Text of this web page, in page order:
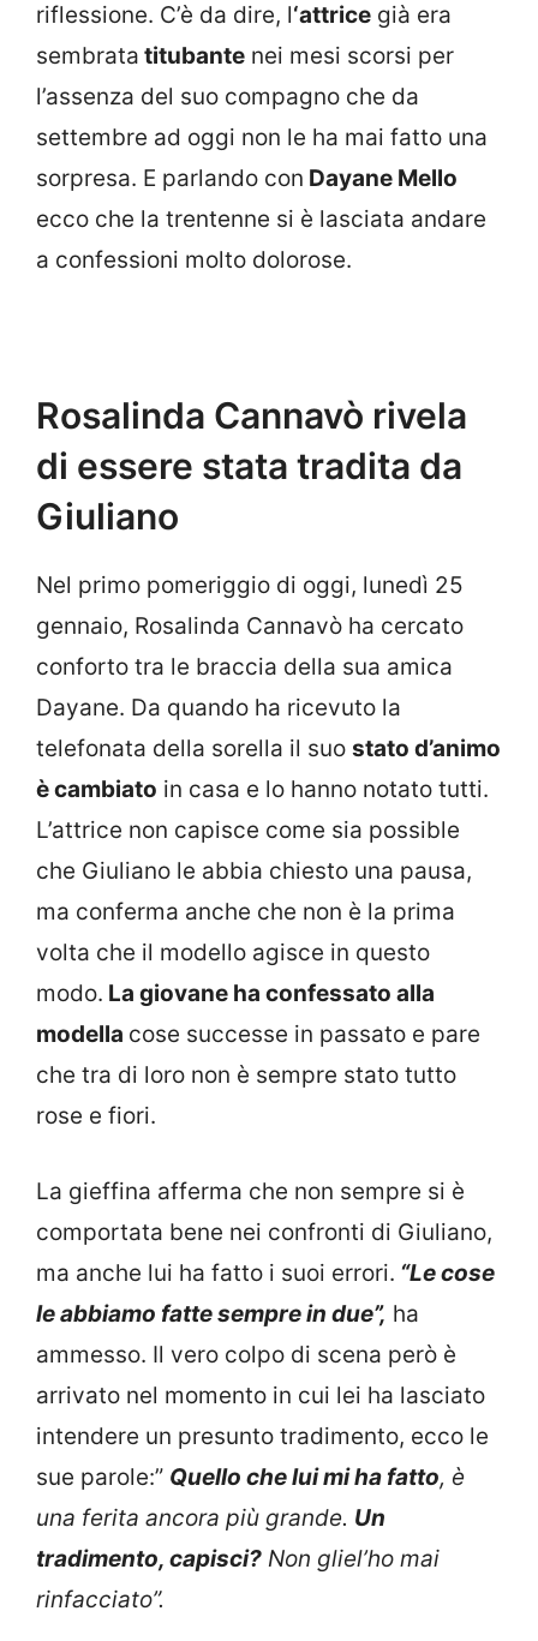
riflessione. C’è da dire, l‘attrice già era
sembrata titubante nei mesi scorsi per
l’assenza del suo compagno che da
settembre ad oggi non le ha mai fatto una
sorpresa. E parlando con Dayane Mello
ecco che la trentenne si è lasciata andare
a confessioni molto dolorose.
Rosalinda Cannavò rivela
di essere stata tradita da
Giuliano
Nel primo pomeriggio di oggi, lunedì 25
gennaio, Rosalinda Cannavò ha cercato
conforto tra le braccia della sua amica
Dayane. Da quando ha ricevuto la
telefonata della sorella il suo stato d’animo
è cambiato in casa e lo hanno notato tutti.
L’attrice non capisce come sia possible
che Giuliano le abbia chiesto una pausa,
ma conferma anche che non è la prima
volta che il modello agisce in questo
modo. La giovane ha confessato alla
modella cose successe in passato e pare
che tra di loro non è sempre stato tutto
rose e fiori.
La gieffina afferma che non sempre si è
comportata bene nei confronti di Giuliano,
ma anche lui ha fatto i suoi errori. “Le cose
le abbiamo fatte sempre in due”, ha
ammesso. Il vero colpo di scena però è
arrivato nel momento in cui lei ha lasciato
intendere un presunto tradimento, ecco le
sue parole:” Quello che lui mi ha fatto, è
una ferita ancora più grande. Un
tradimento, capisci? Non gliel’ho mai
rinfacciato”.